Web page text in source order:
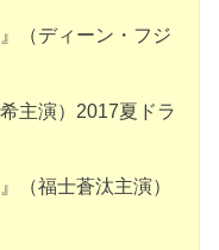
』（ディーン・フジ
主演）2017夏ドラ
（福士蒼汰主演）